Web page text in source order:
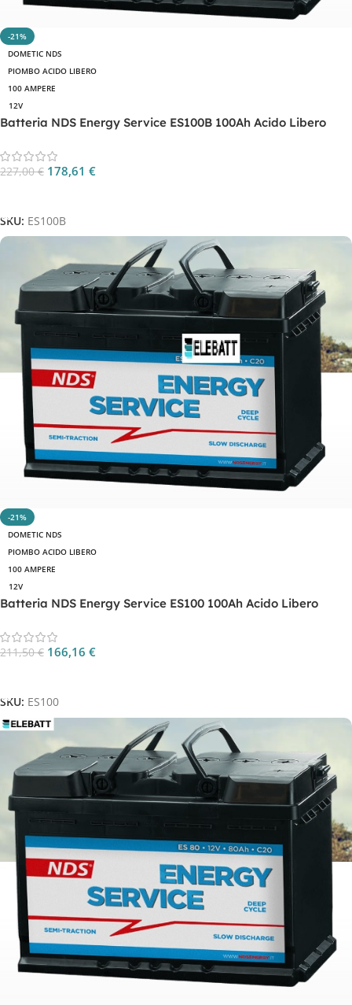
-21%
DOMETIC NDS
PIOMBO ACIDO LIBERO
100 AMPERE
12V
Batteria NDS Energy Service ES100B 100Ah Acido Libero
227,00€ 178,61 €
SKU: ES100B
-21%
DOMETIC NDS
PIOMBO ACIDO LIBERO
100 AMPERE
12V
Batteria NDS Energy Service ES100 100Ah Acido Libero
211,50€ 166,16 €
SKU: ES100